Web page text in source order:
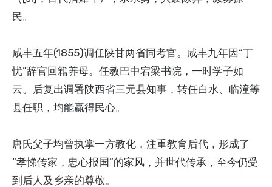
民。
咸丰五年(1855)调任陕甘两省同考官。咸丰九年因“丁
忧”辞官回籍养母。任教巴中宕梁书院，一时学子如
云。后复出调署陕西省三元县知事，转任白水、临潼等
县任职，均能赢得民心。
唐氏父子均曾执掌一方教化，注重教育后代，形成了
“孝悌传家，忠心报国”的家风，并世代传承，至今仍受
到后人及乡亲的尊敬。